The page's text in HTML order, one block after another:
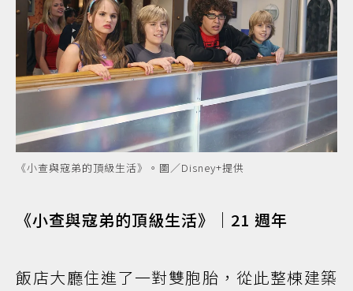
《小查與寇弟的頂級生活》。圖／Disney+提供
《小查與寇弟的頂級生活》｜21 週年
飯店大廳住進了一對雙胞胎，從此整棟建築